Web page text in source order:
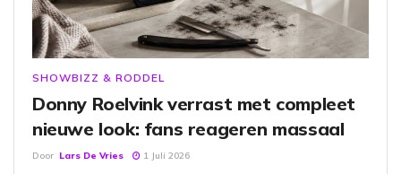
SHOWBIZZ & RODDEL
Donny Roelvink verrast met compleet
nieuwe look: fans reageren massaal
Door Lars De Vries 1 Juli 2026